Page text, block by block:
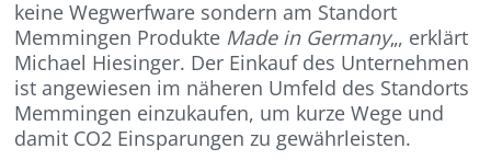
keine Wegwerfware sondern am Standort
Memmingen Produkte Made in Germany„, erklärt
Michael Hiesinger. Der Einkauf des Unternehmen
ist angewiesen im näheren Umfeld des Standorts
Memmingen einzukaufen, um kurze Wege und
damit CO2 Einsparungen zu gewährleisten.